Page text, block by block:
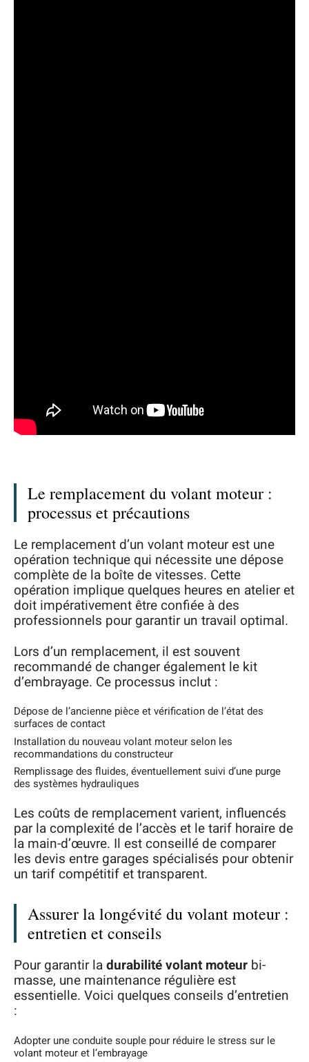
Le remplacement du volant moteur :
processus et précautions
Le remplacement d’un volant moteur est une
opération technique qui nécessite une dépose
complète de la boîte de vitesses. Cette
opération implique quelques heures en atelier et
doit impérativement être confiée à des
professionnels pour garantir un travail optimal.
Lors d’un remplacement, il est souvent
recommandé de changer également le kit
d’embrayage. Ce processus inclut :
Dépose de l’ancienne pièce et vérification de l’état des
surfaces de contact
Installation du nouveau volant moteur selon les
recommandations du constructeur
Remplissage des fluides, éventuellement suivi d’une purge
des systèmes hydrauliques
Les coûts de remplacement varient, influencés
par la complexité de l’accès et le tarif horaire de
la main-d’œuvre. Il est conseillé de comparer
les devis entre garages spécialisés pour obtenir
un tarif compétitif et transparent.
Assurer la longévité du volant moteur :
entretien et conseils
Pour garantir ladurabilité volant moteur bi-
masse, une maintenance régulière est
essentielle. Voici quelques conseils d’entretien
:
Adopter une conduite souple pour réduire le stress sur le
volant moteur et l’embrayage